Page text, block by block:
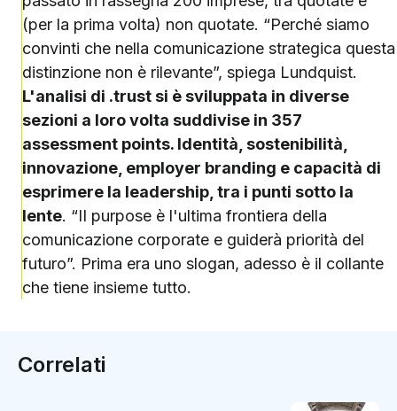
(per la prima volta) non quotate. “Perché siamo
convinti che nella comunicazione strategica questa
distinzione non è rilevante”, spiega Lundquist.
L'analisi di .trust si è sviluppata in diverse
sezioni a loro volta suddivise in 357
assessment points. Identità, sostenibilità,
innovazione, employer branding e capacità di
esprimere la leadership, tra i punti sotto la
lente. “II purpose è l'ultima frontiera della
comunicazione corporate e guiderà priorità del
futuro”. Prima era uno slogan, adesso è il collante
che tiene insieme tutto.
Correlati